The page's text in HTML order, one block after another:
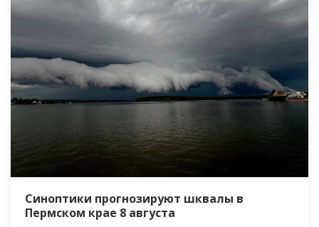
Синоптики прогнозируют шквалы в
Пермском крае 8 августа